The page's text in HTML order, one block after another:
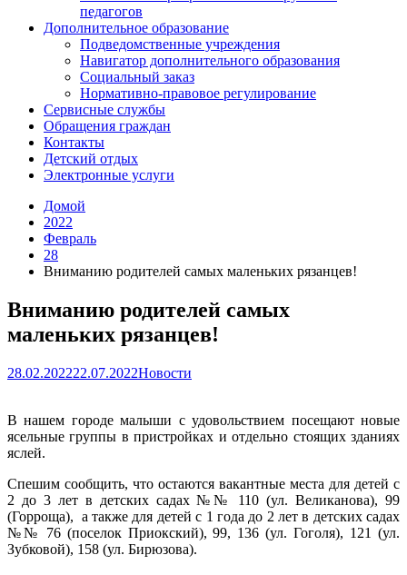
педагогов
Дополнительное образование
Подведомственные учреждения
Навигатор дополнительного образования
Социальный заказ
Нормативно-правовое регулирование
Сервисные службы
Обращения граждан
Контакты
Детский отдых
Электронные услуги
Домой
2022
Февраль
28
Вниманию родителей самых маленьких рязанцев!
Вниманию родителей самых
маленьких рязанцев!
28.02.202222.07.2022Новости
В нашем городе малыши с удовольствием посещают новые
ясельные группы в пристройках и отдельно стоящих зданиях
яслей.
Спешим сообщить, что остаются вакантные места для детей с
2 до 3 лет в детских садах №№ 110 (ул. Великанова), 99
(Горроща), а также для детей с 1 года до 2 лет в детских садах
№№ 76 (поселок Приокский), 99, 136 (ул. Гоголя), 121 (ул.
Зубковой), 158 (ул. Бирюзова).